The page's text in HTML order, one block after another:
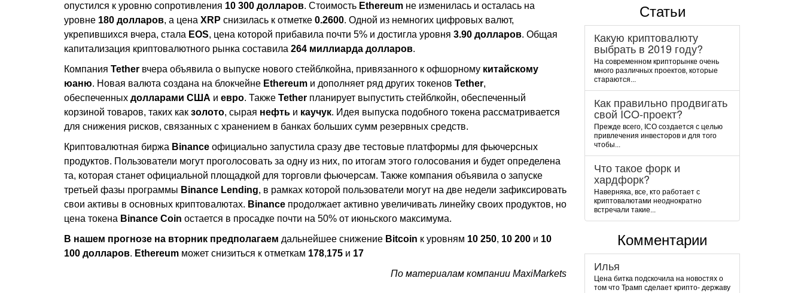
опустился к уровню сопротивления 10 300 долларов. Стоимость Ethereum не изменилась и осталась на
уровне 180 долларов, а цена XRP снизилась к отметке 0.2600. Одной из немногих цифровых валют,
укрепившихся вчера, стала EOS, цена которой прибавила почти 5% и достигла уровня 3.90 долларов. Общая
капитализация криптовалютного рынка составила 264 миллиарда долларов.
Компания Tether вчера объявила о выпуске нового стейблкойна, привязанного к офшорному китайскому
юаню. Новая валюта создана на блокчейне Ethereum и дополняет ряд других токенов Tether,
обеспеченных долларами США и евро. Также Tether планирует выпустить стейблкойн, обеспеченный
корзиной товаров, таких как золото, сырая нефть и каучук. Идея выпуска подобного токена рассматривается
для снижения рисков, связанных с хранением в банках больших сумм резервных средств.
Криптовалютная биржа Binance официально запустила сразу две тестовые платформы для фьючерсных
продуктов. Пользователи могут проголосовать за одну из них, по итогам этого голосования и будет определена
та, которая станет официальной площадкой для торговли фьючерсам. Также компания объявила о запуске
третьей фазы программы Binance Lending, в рамках которой пользователи могут на две недели зафиксировать
свои активы в основных криптовалютах. Binance продолжает активно увеличивать линейку своих продуктов, но
цена токена Binance Coin остается в просадке почти на 50% от июньского максимума.
В нашем прогнозе на вторник предполагаем дальнейшее снижение Bitcoin к уровням 10 250, 10 200 и 10
100 долларов. Ethereum может снизиться к отметкам 178,175 и 17
По материалам компании MaxiMarkets
Статьи
Какую криптовалюту
выбрать в 2019 году?
На современном крипторынке очень
много различных проектов, которые
стараются...
Как правильно продвигать
свой ICO-проект?
Прежде всего, ICO создается с целью
привлечения инвесторов и для того
чтобы...
Что такое форк и
хардфорк?
Наверняка, все, кто работает с
криптовалютами неоднократно
встречали такие...
Комментарии
Илья
Цена битка подскочила на новостях о
том что Трамп сделает крипто- державу